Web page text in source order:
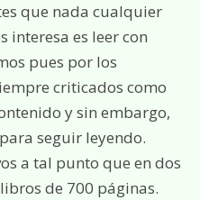
que nada cualquier
interesa es leer con
pues por los
criticados como
y sin embargo,
seguir leyendo.
a tal punto que en dos
de 700 páginas.